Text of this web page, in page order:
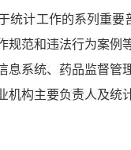
统计工作的系列重
范和违法行为案例
息系统、药品监督管
机构主要负责人及统